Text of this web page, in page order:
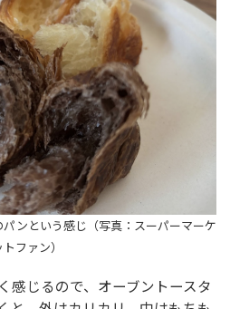
ンという感じ（写真：スーパーマーケ
トファン）
感じるので、オーブントースタ